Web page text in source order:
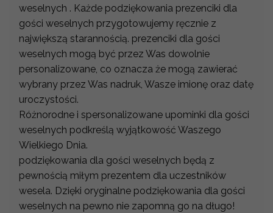
weselnych . Każde podziękowania prezenciki dla
gości weselnych przygotowujemy ręcznie z
największą starannością. prezenciki dla gości
weselnych mogą być przez Was dowolnie
personalizowane, co oznacza że mogą zawierać
wybrany przez Was nadruk, Wasze imionę oraz datę
uroczystości.
Różnorodne i spersonalizowane upominki dla gości
weselnych podkreślą wyjątkowość Waszego
Wielkiego Dnia.
podziękowania dla gości weselnych będą z
pewnością miłym prezentem dla uczestników
wesela. Dzięki oryginalne podziękowania dla gości
weselnych na pewno nie zapomną go na długo!